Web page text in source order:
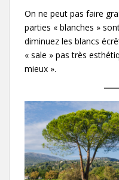
On ne peut pas faire
parties « blanches »
diminuez les blancs
« sale » pas très
mieux ».